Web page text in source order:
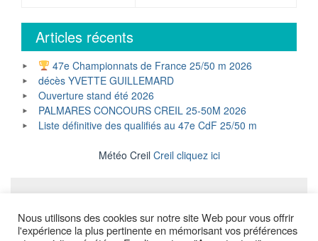
Articles récents
47e Championnats de France 25/50 m 2026
décès YVETTE GUILLEMARD
Ouverture stand été 2026
PALMARES CONCOURS CREIL 25-50M 2026
Liste définitive des qualifiés au 47e CdF 25/50 m
Météo Creil Creil cliquez ici
Nous utilisons des cookies sur notre site Web pour vous offrir
l'expérience la plus pertinente en mémorisant vos préférences